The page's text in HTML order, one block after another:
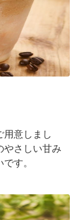
用意しまし
やさしい甘み
す。